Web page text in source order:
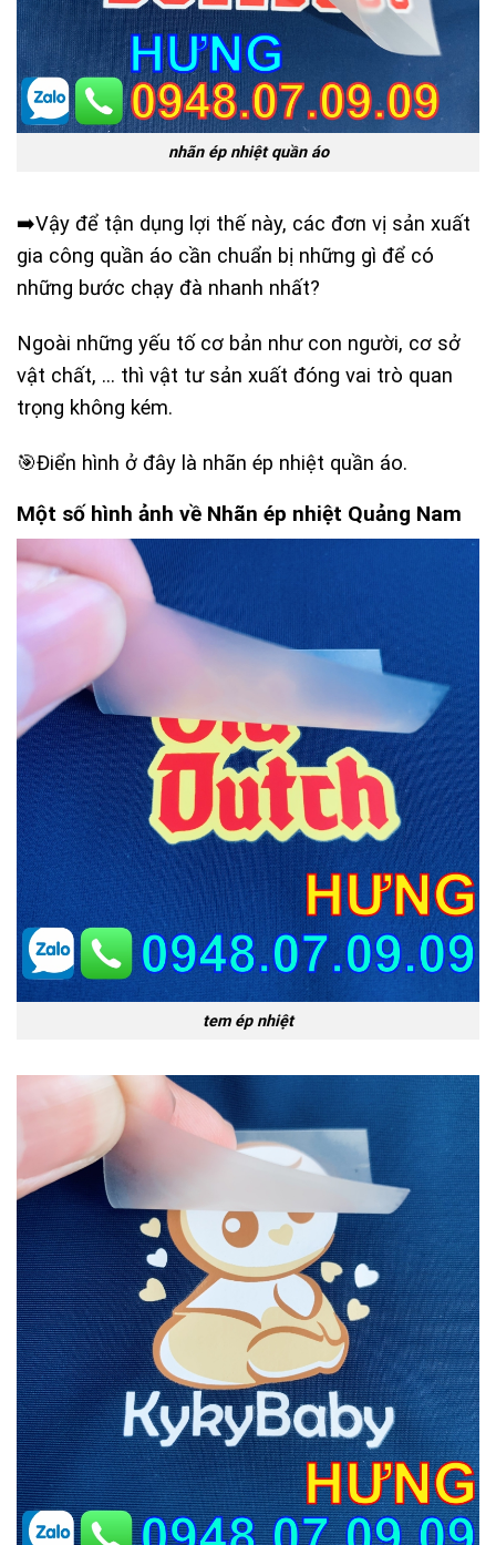
nhãn ép nhiệt quần áo
➡️Vậy để tận dụng lợi thế này, các đơn vị sản xuất
gia công quần áo cần chuẩn bị những gì để có
những bước chạy đà nhanh nhất?
Ngoài những yếu tố cơ bản như con người, cơ sở
vật chất, … thì vật tư sản xuất đóng vai trò quan
trọng không kém.
🎯Điển hình ở đây là nhãn ép nhiệt quần áo.
Một số hình ảnh về Nhãn ép nhiệt Quảng Nam
tem ép nhiệt